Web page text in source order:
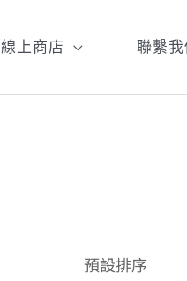
線上商店 聯繫我